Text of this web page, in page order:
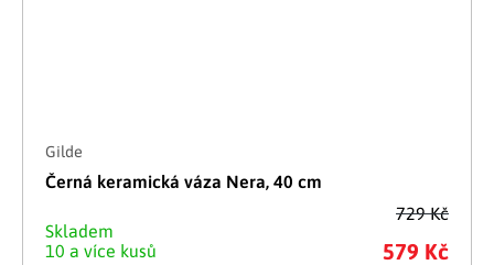
729 Kč
Gilde
Černá keramická váza Nera, 40 cm
Skladem
10 a více kusů
579 Kč